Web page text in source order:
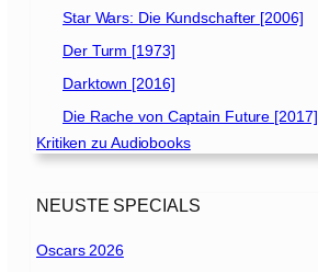
Star Wars: Die Kundschafter [2006]
Der Turm [1973]
Darktown [2016]
Die Rache von Captain Future [2017]
Kritiken zu Audiobooks
NEUSTE SPECIALS
Oscars 2026